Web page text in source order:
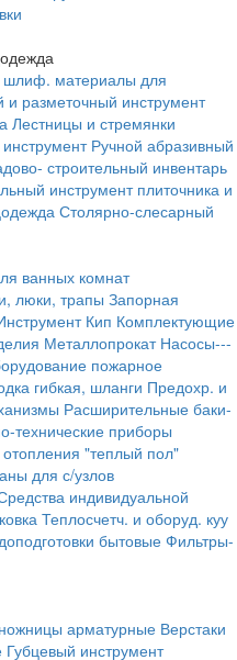
шлиф. материалы для
и разметочный инструмент
Лестницы и стремянки
Ручной абразивный
строительный инвентарь
инструмент плиточника и
Столярно-слесарный
ванных комнат
люки, трапы Запорная
Кип Комплектующие
Металлопрокат Насосы---
пожарное
гибкая, шланги Предохр. и
Расширительные баки-
технические приборы
"теплый пол"
для с/узлов
индивидуальной
Теплосчетч. и оборуд. куу
бытовые Фильтры-
арматурные Верстаки
Губцевый инструмент